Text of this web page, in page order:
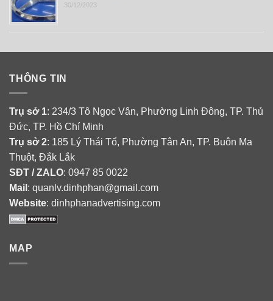
30/12/2023
THÔNG TIN
Trụ sở 1: 234/3 Tô Ngọc Vân, Phường Linh Đông, TP. Thủ
Đức, TP. Hồ Chí Minh
Trụ sở 2: 185 Lý Thái Tổ, Phường Tân An, TP. Buôn Ma
Thuột, Đắk Lắk
SĐT / ZALO: 0947 85 0022
Mail : quanlv.dinhphan@gmail.com
Website: dinhphanadvertising.com
MAP